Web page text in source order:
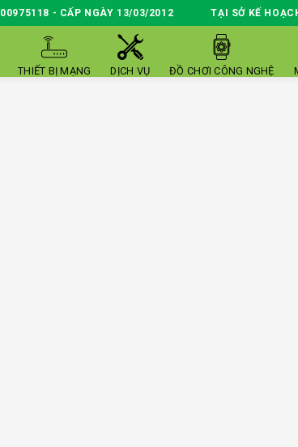
- CẤP NGÀY 13/03/2012 TẠI SỞ KẾ
THIẾT BỊ MẠNG DỊCH VỤ ĐỒ CHƠI CÔNG NGHỆ